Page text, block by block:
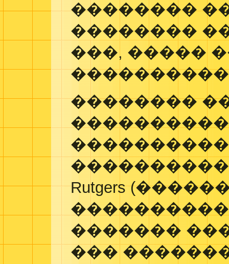
��������
��������
���, �����
��������
Rutgers
�������
���